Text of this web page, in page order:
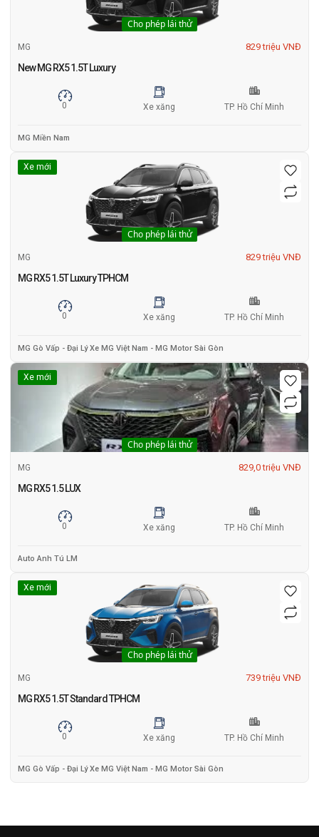
Cho phép lái thử
MG 829 triệu VNĐ
New MG RX5 1.5T Luxury
0 Xe xăng TP. Hồ Chí Minh
MG Miền Nam
Xe mới
Cho phép lái thử
MG 829 triệu VNĐ
MG RX5 1.5T Luxury TPHCM
0 Xe xăng TP. Hồ Chí Minh
MG Gò Vấp - Đại Lý Xe MG Việt Nam - MG Motor Sài Gòn
Xe mới
Cho phép lái thử
MG 829,0 triệu VNĐ
MG RX5 1.5 LUX
0 Xe xăng TP. Hồ Chí Minh
Auto Anh Tú LM
Xe mới
Cho phép lái thử
MG 739 triệu VNĐ
MG RX5 1.5T Standard TPHCM
0 Xe xăng TP. Hồ Chí Minh
MG Gò Vấp - Đại Lý Xe MG Việt Nam - MG Motor Sài Gòn